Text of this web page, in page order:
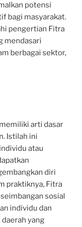
potensi
bagi masyarakat.
pengertian Fitra
mendasari
berbagai sektor,
arti dasar
Istilah ini
atau
diri
praktiknya, Fitra
sosial
individu dan
yang